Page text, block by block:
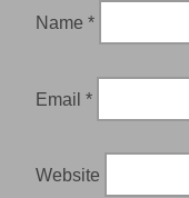
Name *
Email *
Website